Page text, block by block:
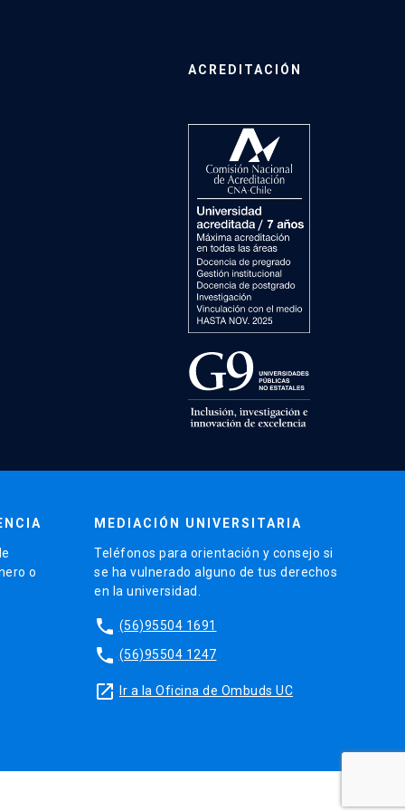
ACREDITACIÓN
o
MEDIACIÓN UNIVERSITARIA
Teléfonos para orientación y consejo si
se ha vulnerado alguno de tus derechos
en la universidad.
phone (56)95504 1691
phone (56)95504 1247
launch Ir a la Oficina de Ombuds UC